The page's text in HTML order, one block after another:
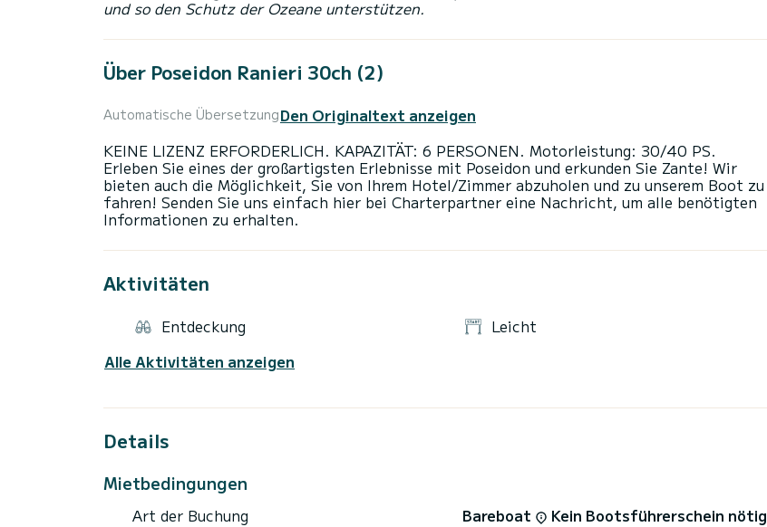
und so den Schutz der Ozeane unterstützen.
Über Poseidon Ranieri 30ch (2)
Automatische ÜbersetzungDen Originaltext anzeigen
KEINE LIZENZ ERFORDERLICH. KAPAZITÄT: 6 PERSONEN. Motorleistung: 30/40 PS.
Erleben Sie eines der großartigsten Erlebnisse mit Poseidon und erkunden Sie Zante! Wir
bieten auch die Möglichkeit, Sie von Ihrem Hotel/Zimmer abzuholen und zu unserem Boot zu
fahren! Senden Sie uns einfach hier bei Charterpartner eine Nachricht, um alle benötigten
Aktivitäten
Entdeckung
Leicht
Alle Aktivitäten anzeigen
Details
Mietbedingungen
Art der Buchung Bareboat
Kein Bootsführerschein nötig